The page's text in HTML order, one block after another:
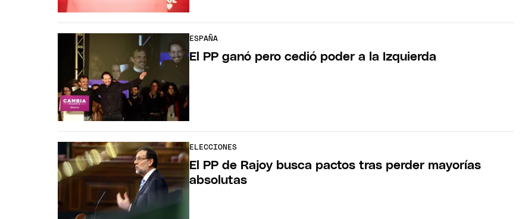
ESPAÑA
El PP ganó pero cedió poder a la Izquierda
ELECCIONES
El PP de Rajoy busca pactos tras perder mayorías
absolutas